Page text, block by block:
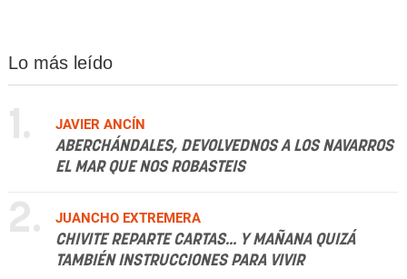
Lo más leído
1.
JAVIER ANCÍN
ABERCHÁNDALES, DEVOLVEDNOS A LOS NAVARROS
EL MAR QUE NOS ROBASTEIS
2.
JUANCHO EXTREMERA
CHIVITE REPARTE CARTAS... Y MAÑANA QUIZÁ
TAMBIÉN INSTRUCCIONES PARA VIVIR